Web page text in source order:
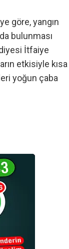
göre, yangın
bulunması
İtfaiye
etkisiyle kısa
yoğun çaba